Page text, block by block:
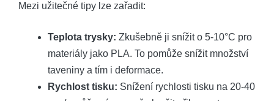
Mezi užitečné tipy lze zařadit:
Teplota trysky: Zkušebně ji snížit o 5-10°C pro
materiály jako PLA. To pomůže snížit množství
taveniny a tím i deformace.
Rychlost tisku: Snížení rychlosti tisku na 20-40